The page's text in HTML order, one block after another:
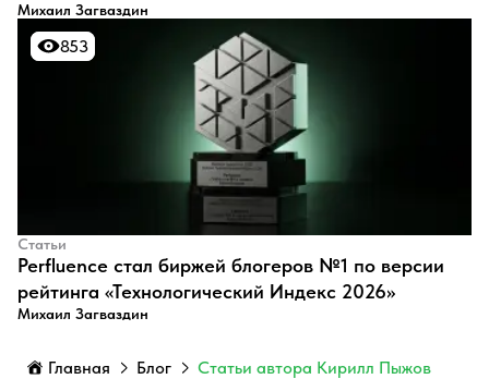
Михаил Загваздин
853
853
Статьи
Perfluence стал биржей блогеров №1 по версии
рейтинга «Технологический Индекс 2026»
Михаил Загваздин
Главная Блог Статьи автора Кирилл Пыжов